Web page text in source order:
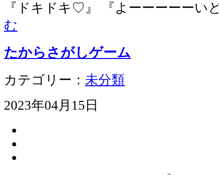
『ドキドキ♡』 『よーーーーーい
む
たからさがしゲーム
カテゴリー： 未分類
2023年04月15日